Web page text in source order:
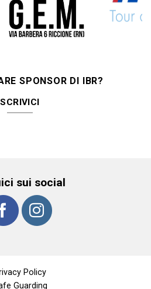
SPONSOR DI IBR?
SCRIVICI
sui social
Policy
Guarding